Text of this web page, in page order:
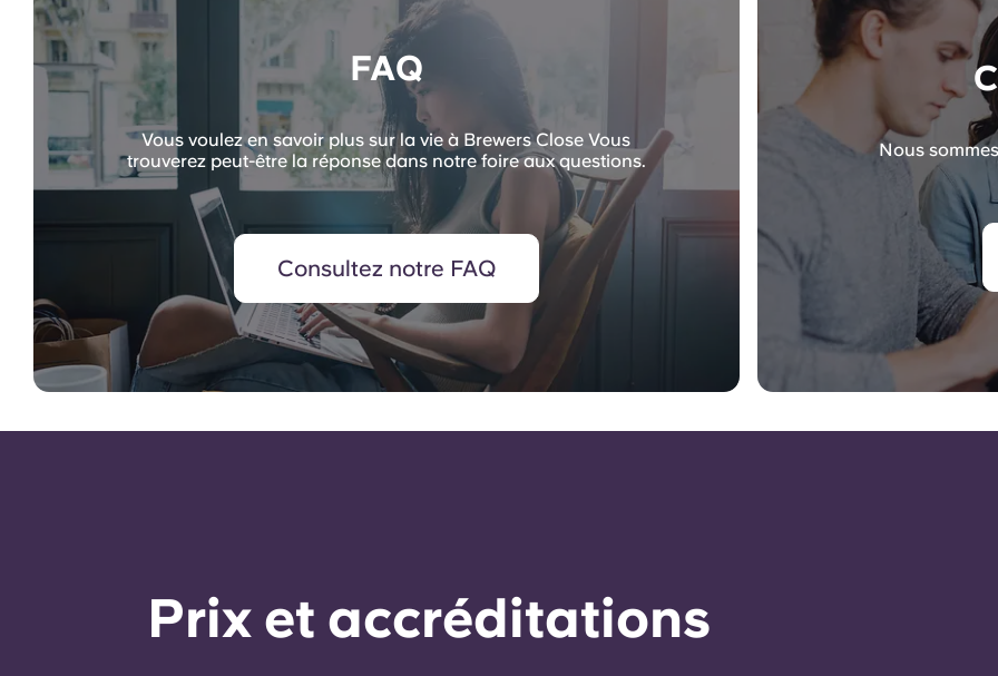
FAQ
Vous voulez en savoir plus sur la vie à Brewers Close Vous
trouverez peut-être la réponse dans notre foire aux questions.
Consultez notre FAQ
Nous
Prix ​​et accréditations